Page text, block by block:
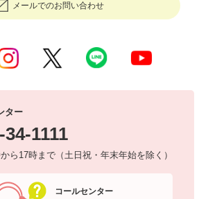
メールでのお問い合わせ
ター
34-1111
ら17時まで（土日祝・年末年始を除く）
コールセンター